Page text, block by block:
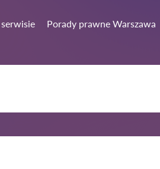
Porady prawne Warszawa